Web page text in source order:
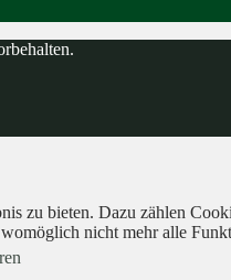
zu bieten. Dazu zählen
nicht mehr alle